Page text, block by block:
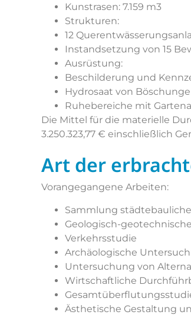
Kunstrasen: 7.159 m3
Strukturen:
12
Instandsetzung von 15
Ausrüstung:
Beschilderung und
Hydrosaat von
Ruhebereiche mit
Die Mittel für die materielle
3.250.323,77 € einschließlich
Art der
Vorangegangene Arbeiten:
Sammlung
Geologisch-
Verkehrsstudie
Archäologische
Untersuchung von
Wirtschaftliche
Ästhetische Gestaltung